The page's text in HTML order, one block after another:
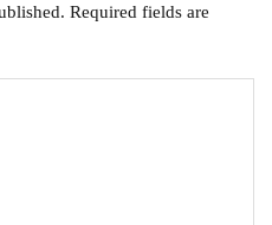
Required fields are